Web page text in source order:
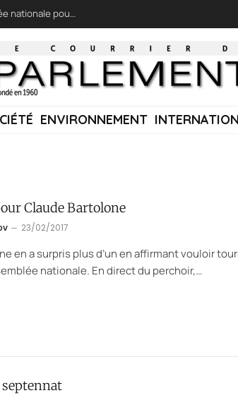
LFI réclame une « session extraordinaire » à l’Assemblée nationale pour lutter contre les incendies
ENVIRONNEMENT
Claude Bartolone
23/02/2017
en a surpris plus d’un en affirmant vouloir
nationale. En direct du perchoir,…